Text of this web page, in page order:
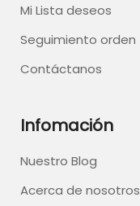
Mi Lista deseos
Seguimiento orden
Contáctanos
Infomación
Nuestro Blog
Acerca de nosotros